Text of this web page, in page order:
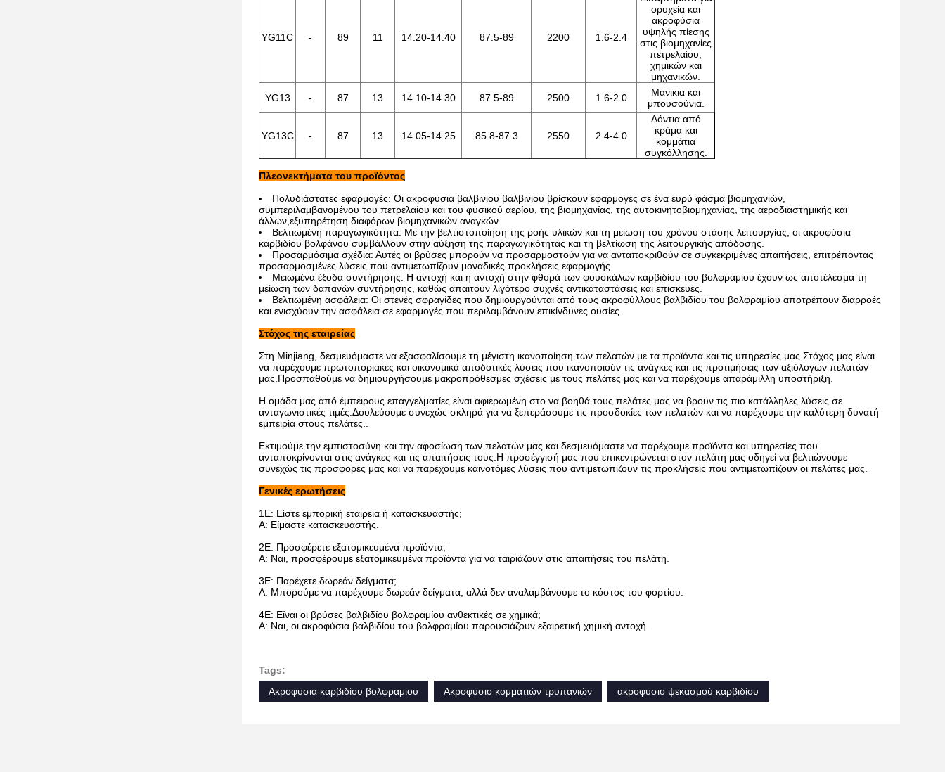
YG11C - 89 11 14.20-14.40 87.5-89 2200 1.6-2.4
ορυχεία και
ακροφύσια
υψηλής πίεσης
στις βιομηχανίες
πετρελαίου,
χημικών και
μηχανικών.
YG13
- 87 13 14.10-14.30 87.5-89 2500 1.6-2.0
Μανίκια και
μπουσούνια.
YG13C - 87 13 14.05-14.25 85.8-87.3 2550 2.4-4.0
Δόντια από
κράμα και
κομμάτια
συγκόλλησης.
Πλεονεκτήματα του προϊόντος
Πολυδιάστατες εφαρμογές: Οι ακροφύσια βαλβινίου βαλβινίου βρίσκουν εφαρμογές σε ένα ευρύ φάσμα βιομηχανιών,
συμπεριλαμβανομένου του πετρελαίου και του φυσικού αερίου, της βιομηχανίας, της αυτοκινητοβιομηχανίας, της αεροδιαστημικής και
άλλων,εξυπηρέτηση διαφόρων βιομηχανικών αναγκών.
Βελτιωμένη παραγωγικότητα: Με την βελτιστοποίηση της ροής υλικών και τη μείωση του χρόνου στάσης λειτουργίας, οι ακροφύσια
καρβιδίου βολφάνου συμβάλλουν στην αύξηση της παραγωγικότητας και τη βελτίωση της λειτουργικής απόδοσης.
Προσαρμόσιμα σχέδια: Αυτές οι βρύσες μπορούν να προσαρμοστούν για να ανταποκριθούν σε συγκεκριμένες απαιτήσεις, επιτρέποντας
προσαρμοσμένες λύσεις που αντιμετωπίζουν μοναδικές προκλήσεις εφαρμογής.
Μειωμένα έξοδα συντήρησης: Η αντοχή και η αντοχή στην φθορά των φουσκάλων καρβιδίου του βολφραμίου έχουν ως αποτέλεσμα τη
μείωση των δαπανών συντήρησης, καθώς απαιτούν λιγότερο συχνές αντικαταστάσεις και επισκευές.
Βελτιωμένη ασφάλεια: Οι στενές σφραγίδες που δημιουργούνται από τους ακροφύλλους βαλβιδίου του βολφραμίου αποτρέπουν διαρροές
και ενισχύουν την ασφάλεια σε εφαρμογές που περιλαμβάνουν επικίνδυνες ουσίες.
Στόχος της εταιρείας
Στη Minjiang, δεσμευόμαστε να εξασφαλίσουμε τη μέγιστη ικανοποίηση των πελατών με τα προϊόντα και τις υπηρεσίες μας.Στόχος μας είναι
να παρέχουμε πρωτοποριακές και οικονομικά αποδοτικές λύσεις που ικανοποιούν τις ανάγκες και τις προτιμήσεις των αξιόλογων πελατών
μας.Προσπαθούμε να δημιουργήσουμε μακροπρόθεσμες σχέσεις με τους πελάτες μας και να παρέχουμε απαράμιλλη υποστήριξη.
Η ομάδα μας από έμπειρους επαγγελματίες είναι αφιερωμένη στο να βοηθά τους πελάτες μας να βρουν τις πιο κατάλληλες λύσεις σε
ανταγωνιστικές τιμές.Δουλεύουμε συνεχώς σκληρά για να ξεπεράσουμε τις προσδοκίες των πελατών και να παρέχουμε την καλύτερη δυνατή
εμπειρία στους πελάτες..
Εκτιμούμε την εμπιστοσύνη και την αφοσίωση των πελατών μας και δεσμευόμαστε να παρέχουμε προϊόντα και υπηρεσίες που
ανταποκρίνονται στις ανάγκες και τις απαιτήσεις τους.Η προσέγγισή μας που επικεντρώνεται στον πελάτη μας οδηγεί να βελτιώνουμε
συνεχώς τις προσφορές μας και να παρέχουμε καινοτόμες λύσεις που αντιμετωπίζουν τις προκλήσεις που αντιμετωπίζουν οι πελάτες μας.
Γενικές ερωτήσεις
1Ε: Είστε εμπορική εταιρεία ή κατασκευαστής;
Α: Είμαστε κατασκευαστής.
2Ε: Προσφέρετε εξατομικευμένα προϊόντα;
Α: Ναι, προσφέρουμε εξατομικευμένα προϊόντα για να ταιριάζουν στις απαιτήσεις του πελάτη.
3Ε: Παρέχετε δωρεάν δείγματα;
Α: Μπορούμε να παρέχουμε δωρεάν δείγματα, αλλά δεν αναλαμβάνουμε το κόστος του φορτίου.
4Ε: Είναι οι βρύσες βαλβιδίου βολφραμίου ανθεκτικές σε χημικά;
Α: Ναι, οι ακροφύσια βαλβιδίου του βολφραμίου παρουσιάζουν εξαιρετική χημική αντοχή.
Tags:
Ακροφύσια καρβιδίου βολφραμίου
Ακροφύσιο κομματιών τρυπανιών ακροφύσιο ψεκασμού καρβιδίου